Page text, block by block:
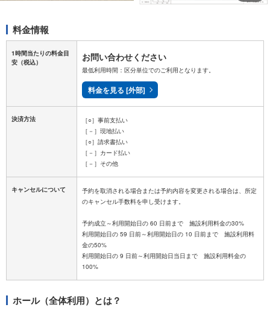
料金情報
1時間当たりの料金目
安 （税込） お問い合わせください
最低利用時間：区分単位でのご利用となります。
料金を見る [外部]
決済方法
［○］事前支払い
［－］現地払い
［○］請求書払い
［－］カード払い
［－］その他
キャンセルについて
予約を取消される場合または予約内容を変更される場合は、所定
のキャンセル手数料を申し受けます。
予約成立～利用開始日の 60 日前まで 施設利用料金の30%
利用開始日の 59 日前～利用開始日の 10 日前まで 施設利用料
金の50%
利用開始日の 9 日前～利用開始日当日まで 施設利用料金の
ホール（全体利用）とは？